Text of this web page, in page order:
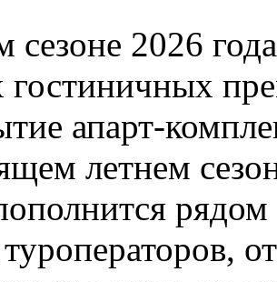
сезоне 2026
гостиничных
апарт-
летнем
рядом